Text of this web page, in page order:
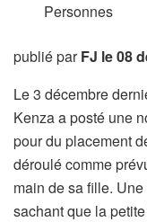
Personnes
publié parFJ le 08
Le 3 décembre
Kenza a posté une
pour du placement
déroulé comme
main de sa fille.
sachant que la